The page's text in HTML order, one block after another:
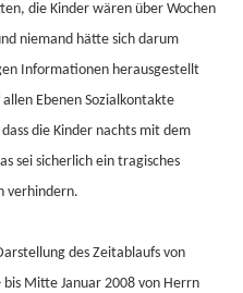
die Kinder wären über Wochen
niemand hätte sich darum
Informationen herausgestellt
Ebenen Sozialkontakte
die Kinder nachts mit dem
sei sicherlich ein tragisches
verhindern.
des Zeitablaufs von
Mitte Januar 2008 von Herrn